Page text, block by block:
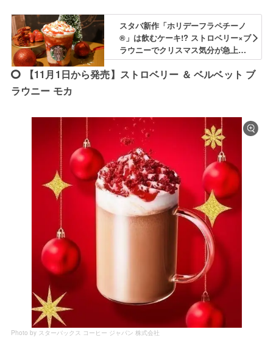
スタバ新作「ホリデーフラペチーノ
®」は飲むケーキ!? ストロベリー×ブ
ラウニーでクリスマス気分が急上昇 -
macaroni
【11月1日から発売】ストロベリー ＆ ベルベット ブ
ラウニー モカ
Photo by スターバックス コーヒー ジャパン 株式会社